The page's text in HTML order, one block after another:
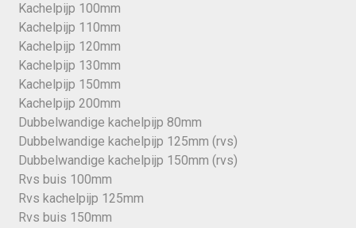
Kachelpijp 100mm
Kachelpijp 110mm
Kachelpijp 120mm
Kachelpijp 130mm
Kachelpijp 150mm
Kachelpijp 200mm
Dubbelwandige kachelpijp 80mm
Dubbelwandige kachelpijp 125mm (rvs)
Dubbelwandige kachelpijp 150mm (rvs)
Rvs buis 100mm
Rvs kachelpijp 125mm
Rvs buis 150mm